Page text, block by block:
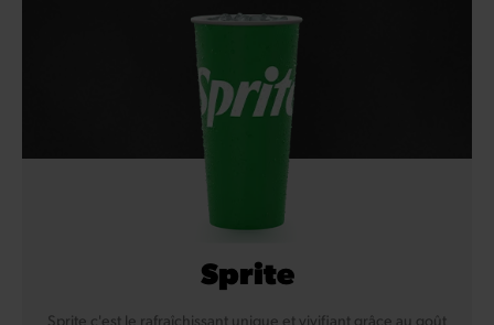
Sprite
Sprite c'est le rafraîchissant unique et vivifiant grâce au goût